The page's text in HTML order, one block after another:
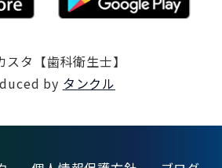
タ【歯科衛生士】
by タンクル